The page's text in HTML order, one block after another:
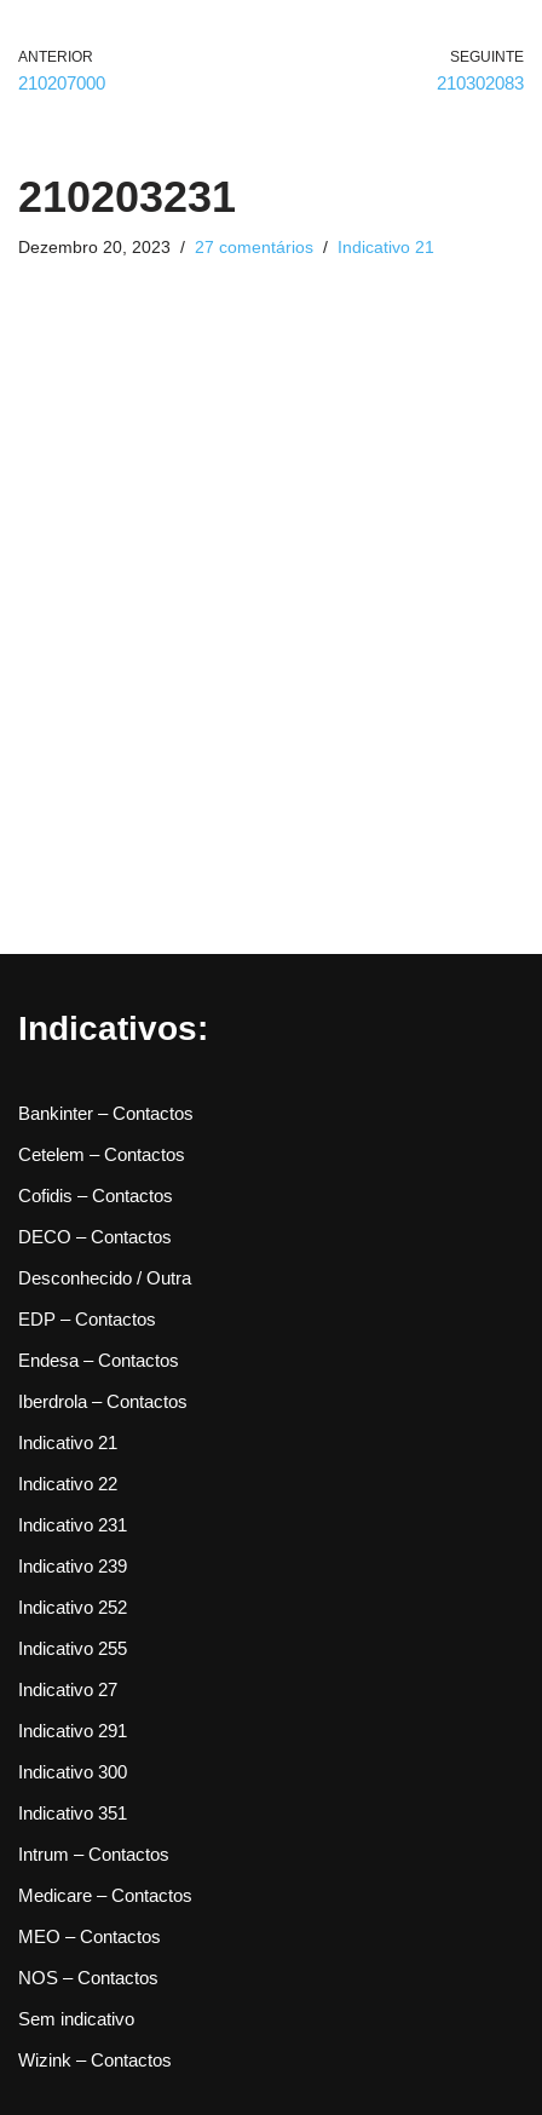
ANTERIOR
210207000
SEGUINTE
210302083
210203231
Dezembro 20, 2023 27 comentários Indicativo 21
Indicativos:
Bankinter – Contactos
Cetelem – Contactos
Cofidis – Contactos
DECO – Contactos
Desconhecido / Outra
EDP – Contactos
Endesa – Contactos
Iberdrola – Contactos
Indicativo 21
Indicativo 22
Indicativo 231
Indicativo 239
Indicativo 252
Indicativo 255
Indicativo 27
Indicativo 291
Indicativo 300
Indicativo 351
Intrum – Contactos
Medicare – Contactos
MEO – Contactos
NOS – Contactos
Sem indicativo
Wizink – Contactos